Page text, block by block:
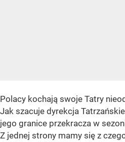
Polacy kochają swoje Tatry
Jak szacuje dyrekcja
jego granice przekracza w
Z jednej strony mamy się z